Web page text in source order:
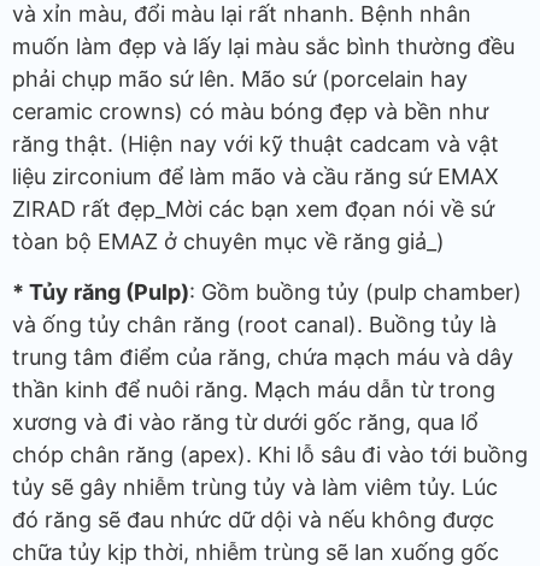
và xỉn màu, đổi màu lại rất nhanh. Bệnh nhân
muốn làm đẹp và lấy lại màu sắc bình thường đều
phải chụp mão sứ lên. Mão sứ (porcelain hay
ceramic crowns) có màu bóng đẹp và bền như
răng thật. (Hiện nay với kỹ thuật cadcam và vật
liệu zirconium để làm mão và cầu răng sứ EMAX
ZIRAD rất đẹp_Mời các bạn xem đọan nói về sứ
tòan bộ EMAZ ở chuyên mục về răng giả_)
* Tủy răng (Pulp): Gồm buồng tủy (pulp chamber)
và ống tủy chân răng (root canal). Buồng tủy là
trung tâm điểm của răng, chứa mạch máu và dây
thần kinh để nuôi răng. Mạch máu dẫn từ trong
xương và đi vào răng từ dưới gốc răng, qua lổ
chóp chân răng (apex). Khi lỗ sâu đi vào tới buồng
tủy sẽ gây nhiễm trùng tủy và làm viêm tủy. Lúc
đó răng sẽ đau nhức dữ dội và nếu không được
chữa tủy kịp thời, nhiễm trùng sẽ lan xuống gốc